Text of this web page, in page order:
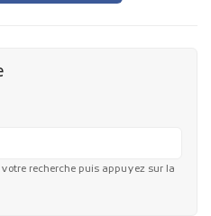
recherche puis appuyez sur la